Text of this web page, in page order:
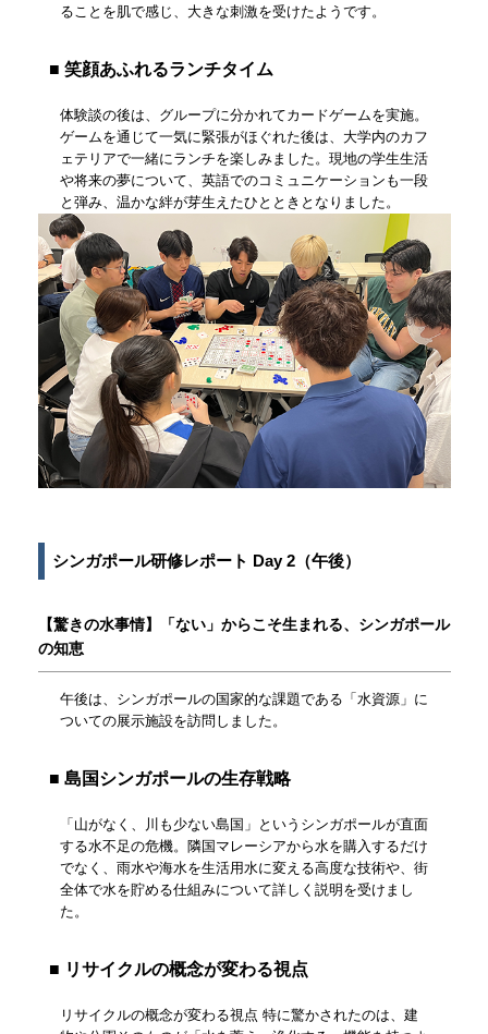
ることを肌で感じ、大きな刺激を受けたようです。
■ 笑顔あふれるランチタイム
体験談の後は、グループに分かれてカードゲームを実施。
ゲームを通じて一気に緊張がほぐれた後は、大学内のカフ
ェテリアで一緒にランチを楽しみました。現地の学生生活
や将来の夢について、英語でのコミュニケーションも一段
と弾み、温かな絆が芽生えたひとときとなりました。
シンガポール研修レポート Day 2（午後）
【驚きの水事情】「ない」からこそ生まれる、シンガポール
の知恵
午後は、シンガポールの国家的な課題である「水資源」に
ついての展示施設を訪問しました。
■ 島国シンガポールの生存戦略
「山がなく、川も少ない島国」というシンガポールが直面
する水不足の危機。隣国マレーシアから水を購入するだけ
でなく、雨水や海水を生活用水に変える高度な技術や、街
全体で水を貯める仕組みについて詳しく説明を受けまし
た。
■ リサイクルの概念が変わる視点
リサイクルの概念が変わる視点 特に驚かされたのは、建